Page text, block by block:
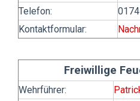
Telefon:
Kontaktformular:
Freiwillige
Wehrführer: